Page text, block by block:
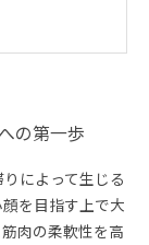
レンドと接
の第一歩
によって生じる
を目指す上で大
肉の柔軟性を高